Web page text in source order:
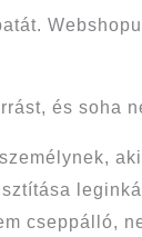
és soha
cseppálló,